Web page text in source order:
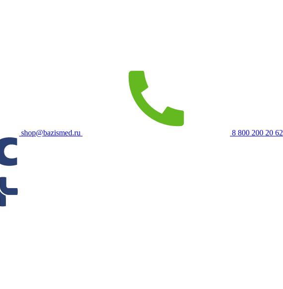
shop@bazismed.ru 8 800 200 20 62